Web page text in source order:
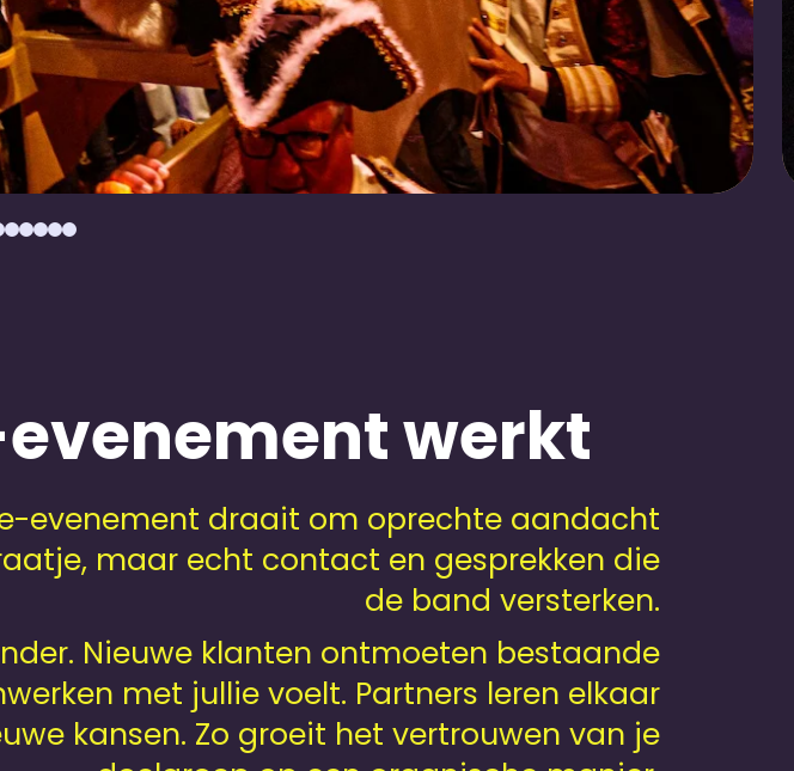
werkt
evenement draait om oprechte aandacht
maar echt contact en gesprekken die
de band versterken.
Nieuwe klanten ontmoeten bestaande
met jullie voelt. Partners leren elkaar
kansen. Zo groeit het vertrouwen van je